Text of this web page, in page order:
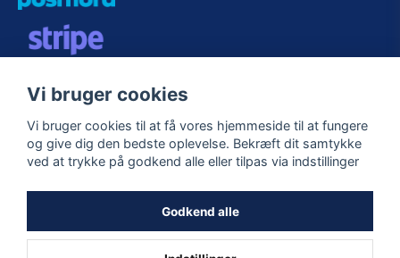
EXPRESS
Følg os
Vi bruger cookies
Vi bruger cookies til at få vores hjemmeside til at fungere
og give dig den bedste oplevelse. Bekræft dit samtykke
ved at trykke på godkend alle eller tilpas via indstillinger
Godkend alle